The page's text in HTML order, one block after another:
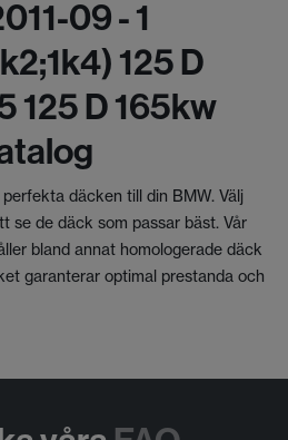
09 - 1
125 D
125 D 165kw
däcken till din BMW. Välj
se de däck som passar bäst. Vår
bland annat homologerade däck
garanterar optimal prestanda och